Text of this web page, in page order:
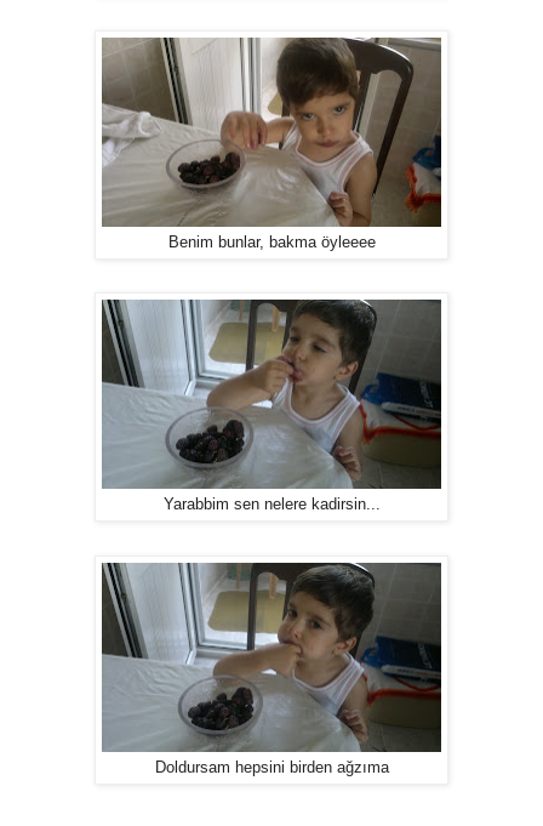
Benim bunlar, bakma öyleeee
Yarabbim sen nelere kadirsin...
Doldursam hepsini birden ağzıma